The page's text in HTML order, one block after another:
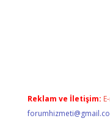
Reklam ve İletişim: